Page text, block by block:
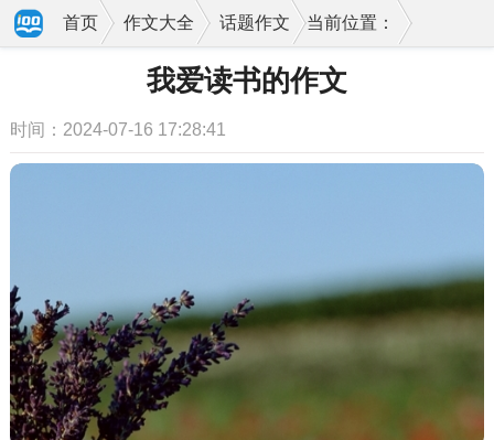
当前位置：
首页 作文大全 话题作文
我爱读书的作文
时间：2024-07-16 17:28:41